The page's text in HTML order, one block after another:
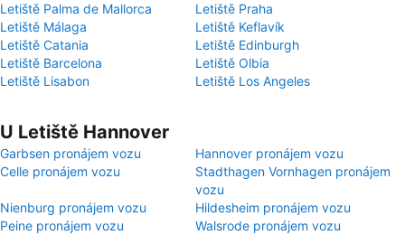
Letiště Palma de Mallorca
Letiště Praha
Letiště Málaga
Letiště Keflavík
Letiště Catania
Letiště Edinburgh
Letiště Barcelona
Letiště Olbia
Letiště Lisabon
Letiště Los Angeles
U Letiště Hannover
Garbsen pronájem vozu
Hannover pronájem vozu
Celle pronájem vozu
Stadthagen Vornhagen pronájem
vozu
Nienburg pronájem vozu
Hildesheim pronájem vozu
Peine pronájem vozu
Walsrode pronájem vozu